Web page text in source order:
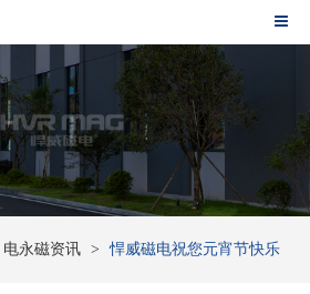
电永磁资讯 > 悍威磁电祝您元宵节快乐